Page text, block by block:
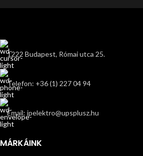
1222 Budapest, Római utca 25.
Telefon: +36 (1) 227 04 94
Email: ipelektro@upsplusz.hu
MÁRKÁINK